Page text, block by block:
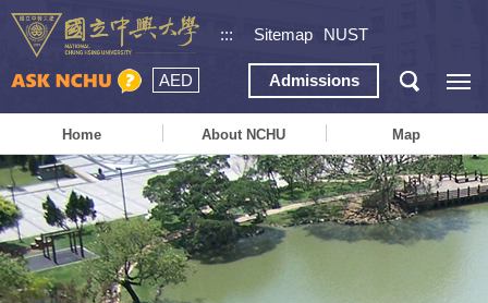
::: Sitemap NUST
AED Admissions
Home About NCHU Map